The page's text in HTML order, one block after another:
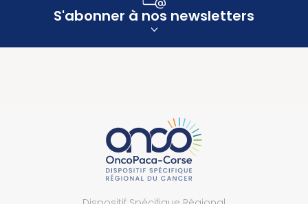
S'abonner à nos newsletters